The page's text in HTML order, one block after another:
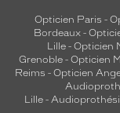
Opticien Paris -
Bordeaux-
Lille - Opticien
Grenoble - Opticien
Reims - Opticien
Lille-